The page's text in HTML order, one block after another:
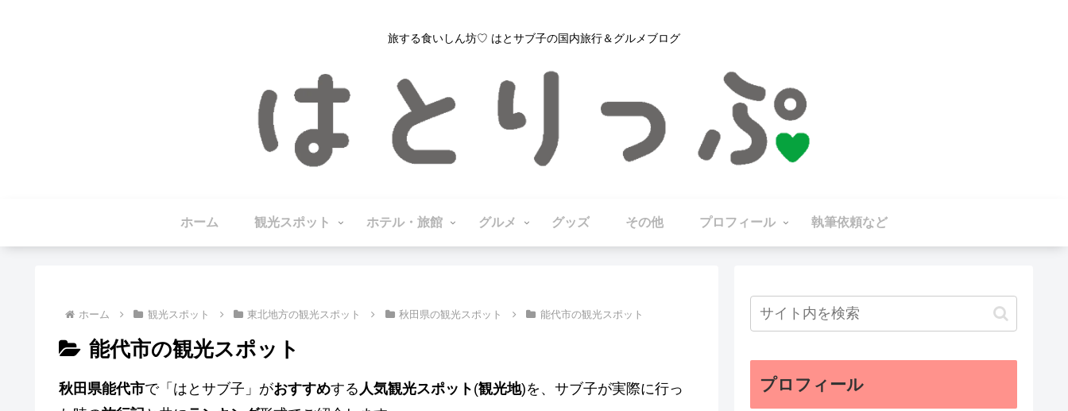
旅する食いしん坊♡ はとサブ子の国内旅行＆グルメブログ
ホーム 観光スポット ホテル・旅館 グルメ グッズ その他 プロフィール 執筆依頼など
ホーム 観光スポット 東北地方の観光スポット 秋田県の観光スポット 能代市の観光スポット
能代市の観光スポット
秋田県能代市で「はとサブ子」がおすすめする 人気観光スポット (観光地)を、サブ子が実際に行っ
プロフィール